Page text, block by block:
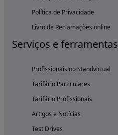
Política de Privacidade
Livro de Reclamações online
Serviços e ferramentas
Profissionais no Standvirtual
Tarifário Particulares
Tarifário Profissionais
Artigos e Notícias
Test Drives